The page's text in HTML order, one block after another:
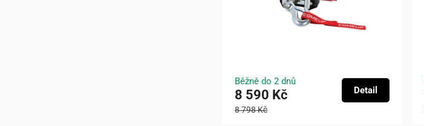
Běžně do 2 dnů
8 590 Kč
8 798 Kč
Detail